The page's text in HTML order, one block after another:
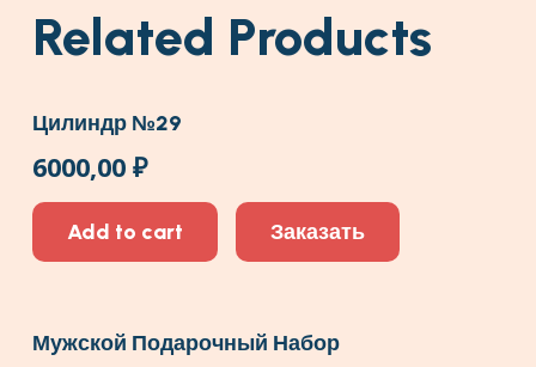
Related Products
Цилиндр №29
6000,00 ₽
Add to cart Заказать
Мужской Подарочный Набор